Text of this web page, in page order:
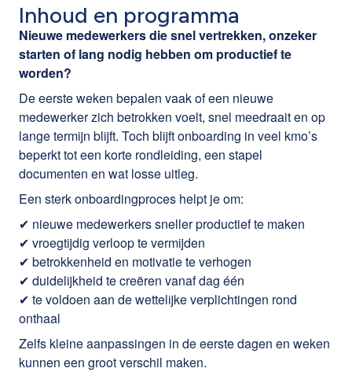
Inhoud en programma
Nieuwe medewerkers die snel vertrekken, onzeker
starten of lang nodig hebben om productief te
worden?
De eerste weken bepalen vaak of een nieuwe
medewerker zich betrokken voelt, snel meedraait en op
lange termijn blijft. Toch blijft onboarding in veel kmo’s
beperkt tot een korte rondleiding, een stapel
documenten en wat losse uitleg.
Een sterk onboardingproces helpt je om:
✔ nieuwe medewerkers sneller productief te maken
✔ vroegtijdig verloop te vermijden
✔ betrokkenheid en motivatie te verhogen
✔ duidelijkheid te creëren vanaf dag één
✔ te voldoen aan de wettelijke verplichtingen rond
onthaal
Zelfs kleine aanpassingen in de eerste dagen en weken
kunnen een groot verschil maken.